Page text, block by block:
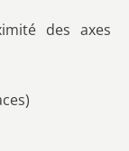
des axes